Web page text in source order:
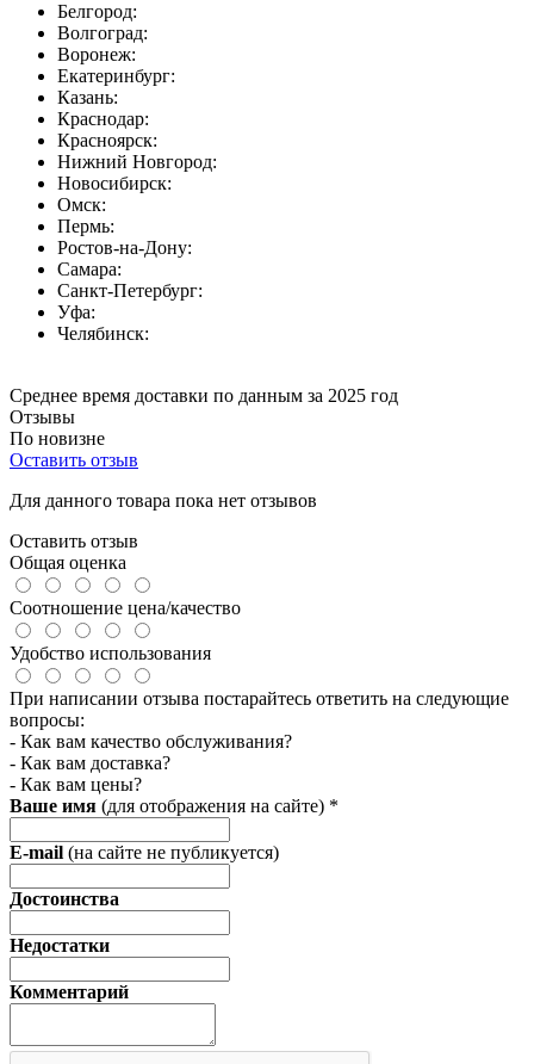
Белгород:
Волгоград:
Воронеж:
Екатеринбург:
Казань:
Краснодар:
Красноярск:
Нижний Новгород:
Новосибирск:
Омск:
Пермь:
Ростов-на-Дону:
Самара:
Санкт-Петербург:
Уфа:
Челябинск:
Среднее время доставки по данным за 2025 год
Отзывы
По новизне
Оставить отзыв
Для данного товара пока нет отзывов
Оставить отзыв
Общая оценка
Соотношение цена/качество
Удобство использования
При написании отзыва постарайтесь ответить на следующие
вопросы:
- Как вам качество обслуживания?
- Как вам доставка?
- Как вам цены?
Ваше имя (для отображения на сайте) *
E-mail (на сайте не публикуется)
Достоинства
Недостатки
Комментарий